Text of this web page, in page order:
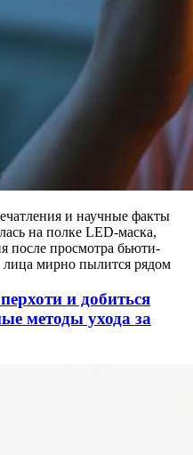
и научные факты
на полке LED-маска,
после просмотра бьюти-
лица мирно пылится рядом
и добиться
методы ухода за